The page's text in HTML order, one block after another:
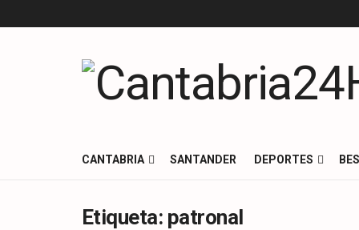
CANTABRIA SANTANDER DEPORTES
Etiqueta: patronal